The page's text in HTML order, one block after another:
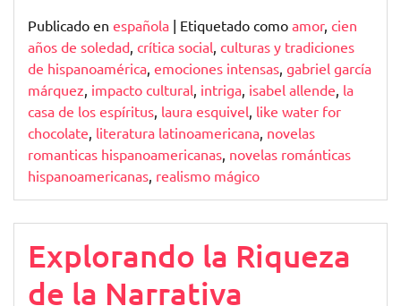
Publicado en española | Etiquetado como amor, cien
años de soledad crítica social culturas y tradiciones
de hispanoamérica emociones intensas gabriel garcía
márquez impacto cultural intriga isabel allende la
casa de los espíritus laura esquivel like water for
chocolate literatura latinoamericana novelas
romanticas hispanoamericanas novelas románticas
hispanoamericanas realismo mágico
Explorando la Riqueza
de la Narrativa